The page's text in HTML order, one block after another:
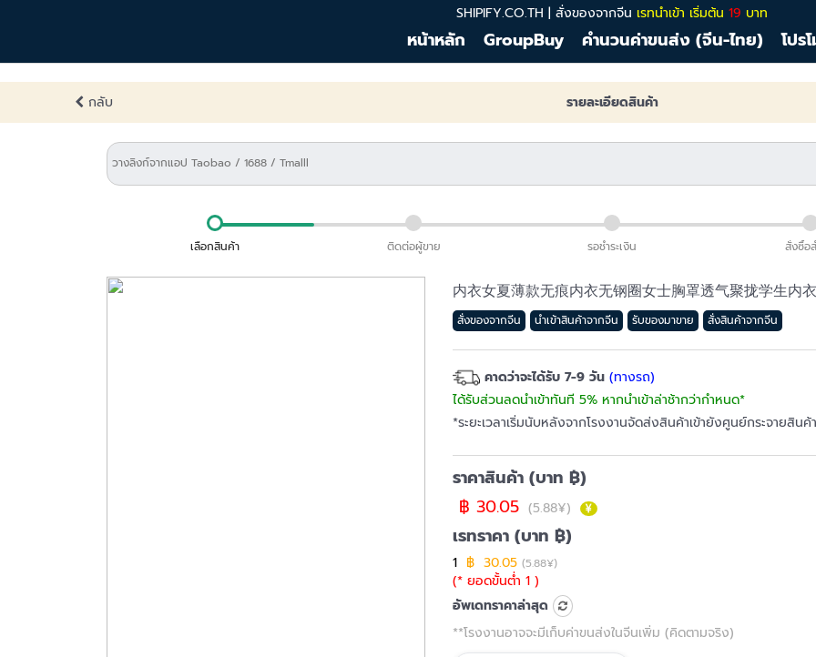
SHIPIFY.CO.TH | สั่งของจากจีน เรทนำเข้า เริ่มต้น 19 บาท
หน้าหลัก GroupBuy คำนวนค่าขนส่ง (จีน-ไทย) โปร
กลับ รายละเอียดสินค้า
เลือกสินค้า ติดต่อผู้ขาย รอชำระเงิน สั่งซื้อ
内衣女夏薄款无痕内衣无钢圈女士胸罩透气聚拢学生内
สั่งของจากจีน นำเข้าสินค้าจากจีน รับของมาขาย สั่งสินค้าจากจีน
คาดว่าจะได้รับ 7-9 วัน (ทางรถ)
ได้รับส่วนลดนำเข้าทันที 5% หากนำเข้าล่าช้ากว่ากำหนด*
*ระยะเวลาเริ่มนับหลังจากโรงงานจัดส่งสินค้าเข้ายังศูนย์กระจายสิน
ราคาสินค้า (บาท ฿)
฿ 30.05 (5.88¥)
เรทราคา (บาท ฿)
1 ฿ 30.05 (5.88¥)
(* ยอดขั้นต่ำ 1 )
อัพเดทราคาล่าสุด
**โรงงานอาจจะมีเก็บค่าขนส่งในจีนเพิ่ม (คิดตามจริง)